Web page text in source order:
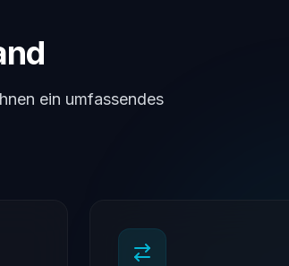
ein umfassendes